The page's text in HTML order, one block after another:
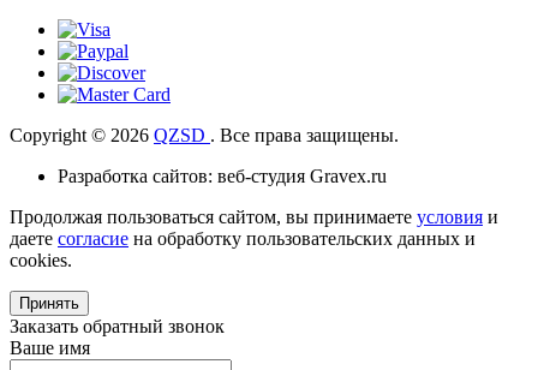
Copyright © 2026 QZSD . Все права защищены.
Разработка сайтов: веб-студия Gravex.ru
Продолжая пользоваться сайтом, вы принимаете условия и
даете согласие на обработку пользовательских данных и
cookies.
Принять
Заказать обратный звонок
Ваше имя